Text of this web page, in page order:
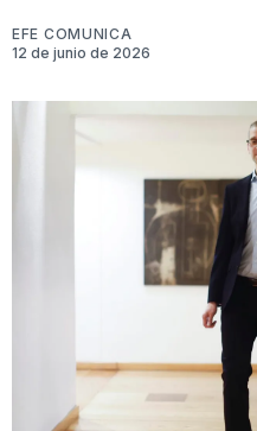
EFE COMUNICA
12 de junio de 2026